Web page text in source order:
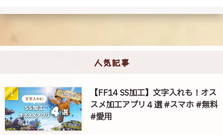
人気記事
【FF14 SS加工】文字入れも！オス
スメ加工アプリ４選 #スマホ #無料
#愛用